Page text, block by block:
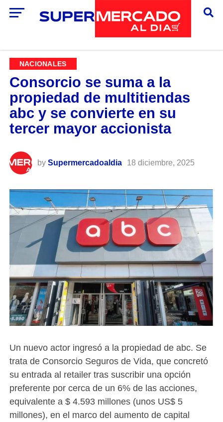
NACIONALES
Consorcio se suma a la
propiedad de multitiendas
abc y se convierte en su
tercer mayor accionista
by Supermercadoaldia 18 diciembre, 2025
Un nuevo actor ingresó a la propiedad de abc. Se
trata de Consorcio Seguros de Vida, que concretó
su entrada al retailer tras suscribir una opción
preferente por cerca de un 6% de las acciones,
equivalente a $ 4.593 millones (unos US$ 5
millones), en el marco del aumento de capital